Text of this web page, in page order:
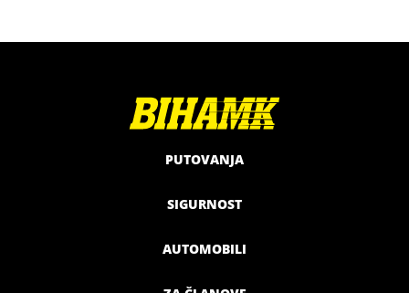
PUTOVANJA
SIGURNOST
AUTOMOBILI